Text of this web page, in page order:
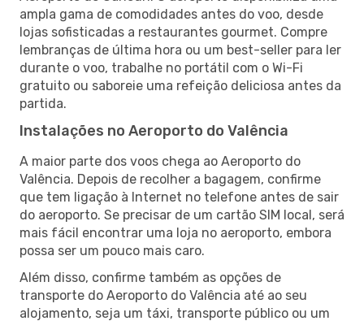
ampla gama de comodidades antes do voo, desde
lojas sofisticadas a restaurantes gourmet. Compre
lembranças de última hora ou um best-seller para ler
durante o voo, trabalhe no portátil com o Wi-Fi
gratuito ou saboreie uma refeição deliciosa antes da
partida.
Instalações no Aeroporto do Valência
A maior parte dos voos chega ao Aeroporto do
Valência. Depois de recolher a bagagem, confirme
que tem ligação à Internet no telefone antes de sair
do aeroporto. Se precisar de um cartão SIM local, será
mais fácil encontrar uma loja no aeroporto, embora
possa ser um pouco mais caro.
Além disso, confirme também as opções de
transporte do Aeroporto do Valência até ao seu
alojamento, seja um táxi, transporte público ou um